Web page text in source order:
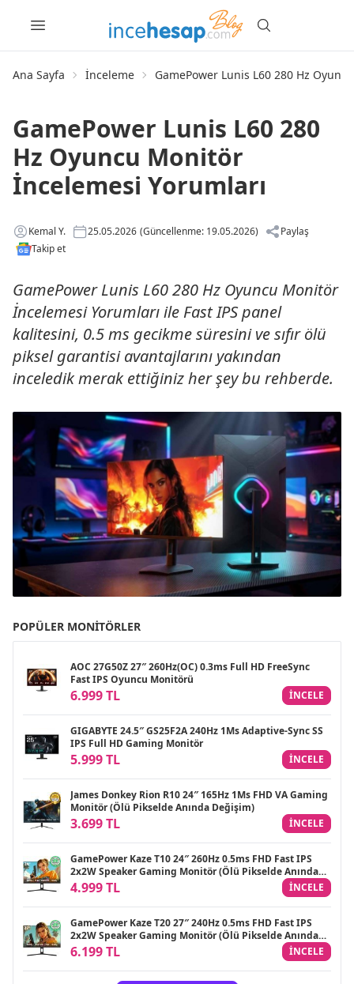
Ana Sayfa İnceleme GamePower Lunis L60 280 Hz
GamePower Lunis L60 280
Hz Oyuncu Monitör
İncelemesi Yorumları
Kemal Y. 25.05.2026 (Güncellenme: 19.05.2026)
Paylaş
Takip et
GamePower Lunis L60 280 Hz Oyuncu Monitör
İncelemesi Yorumları ile Fast IPS panel
kalitesini, 0.5 ms gecikme süresini ve sıfır ölü
piksel garantisi avantajlarını yakından
inceledik merak ettiğiniz her şey bu rehberde.
POPÜLER MONITÖRLER
AOC 27G50Z 27″ 260Hz(OC) 0.3ms Full HD FreeSync
Fast IPS Oyuncu Monitörü
6.999 TL INCELE
GIGABYTE 24.5″ GS25F2A 240Hz 1Ms Adaptive-Sync SS
IPS Full HD Gaming Monitör
5.999 TL INCELE
James Donkey Rion R10 24″ 165Hz 1Ms FHD VA Gaming
Monitör (Ölü Pikselde Anında Değişim)
3.699 TL INCELE
GamePower Kaze T10 24″ 260Hz 0.5ms FHD Fast IPS
2x2W Speaker Gaming Monitör (Ölü Pikselde Anında
Değişim)
4.999 TL INCELE
GamePower Kaze T20 27″ 240Hz 0.5ms FHD Fast IPS
2x2W Speaker Gaming Monitör (Ölü Pikselde Anında
Değişim)
6.199 TL INCELE